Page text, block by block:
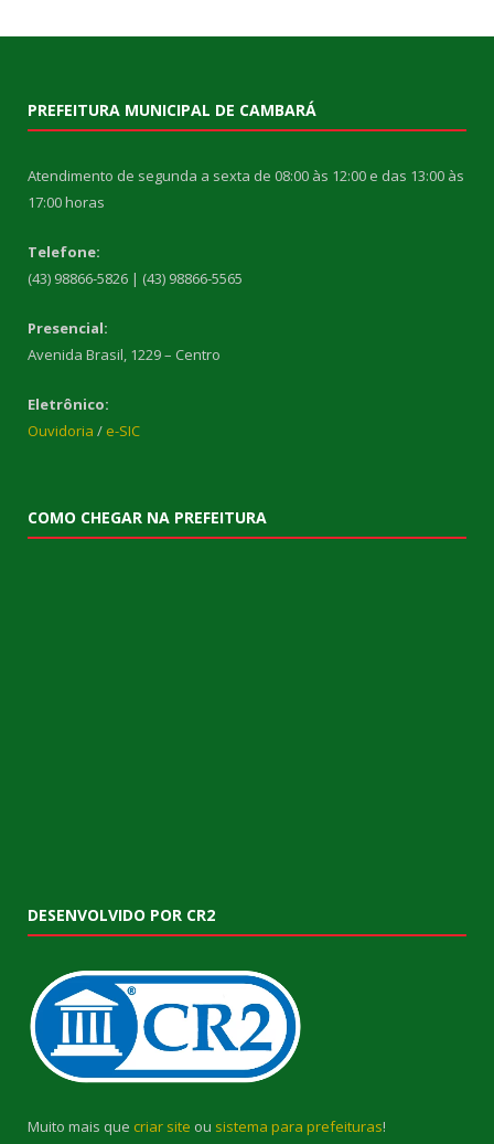
PREFEITURA MUNICIPAL DE CAMBARÁ
Atendimento de segunda a sexta de 08:00 às 12:00 e das 13:00 às
17:00 horas
Telefone:
(43) 98866-5826 | (43) 98866-5565
Presencial:
Avenida Brasil, 1229 – Centro
Eletrônico:
Ouvidoria / e-SIC
COMO CHEGAR NA PREFEITURA
DESENVOLVIDO POR CR2
Muito mais que criar site ou sistema para prefeituras!